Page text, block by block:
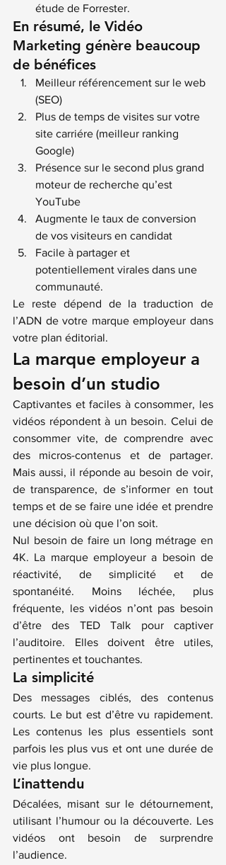
étude de Forrester.
En résumé, le Vidéo
Marketing génère beaucoup
de bénéfices
Meilleur référencement sur le web
(SEO)
Plus de temps de visites sur votre
site carriére (meilleur ranking
Google)
Présence sur le second plus grand
moteur de recherche qu’est
YouTube
Augmente le taux de conversion
de vos visiteurs en candidat
Facile à partager et
potentiellement virales dans une
communauté.
Le reste dépend de la traduction de
l’ADN de votre marque employeur dans
votre plan éditorial.
La marque employeur a
besoin d’un studio
Captivantes et faciles à consommer, les
vidéos répondent à un besoin. Celui de
consommer vite, de comprendre avec
des micros-contenus et de partager.
Mais aussi, il réponde au besoin de voir,
de transparence, de s’informer en tout
temps et de se faire une idée et prendre
une décision où que l’on soit.
Nul besoin de faire un long métrage en
4K. La marque employeur a besoin de
réactivité, de simplicité et de
spontanéité. Moins léchée, plus
fréquente, les vidéos n’ont pas besoin
d’être des TED Talk pour captiver
l’auditoire. Elles doivent être utiles,
pertinentes et touchantes.
La simplicité
Des messages ciblés, des contenus
courts. Le but est d’être vu rapidement.
Les contenus les plus essentiels sont
parfois les plus vus et ont une durée de
vie plus longue.
L’inattendu
Décalées, misant sur le détournement,
utilisant l’humour ou la découverte. Les
vidéos ont besoin de surprendre
l’audience.